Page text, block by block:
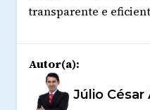
transparente e
Autor(a):
Júlio César